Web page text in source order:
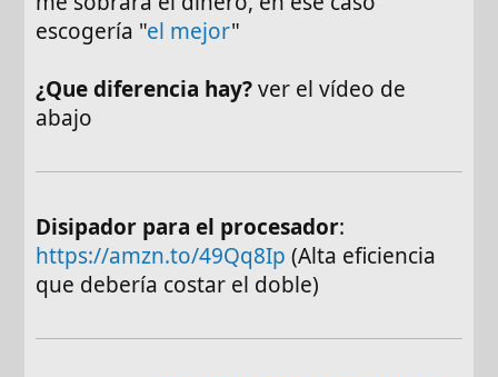
escogería "el mejor"
¿Que diferencia hay?ver el vídeo de
abajo
Disipador para el procesador:
https://amzn.to/49Qq8Ip (Alta eficiencia
que debería costar el doble)